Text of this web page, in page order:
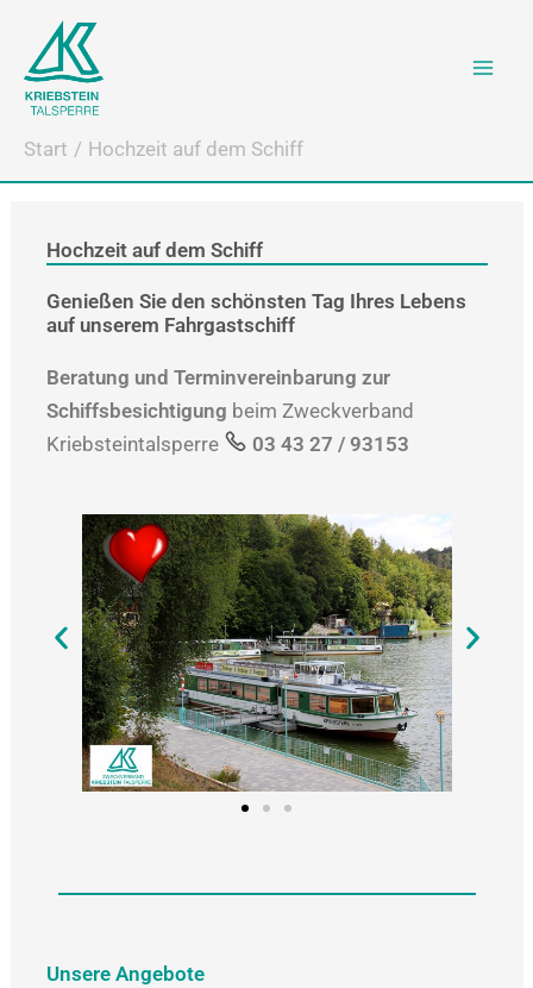
Inhalt
springen
Start Hochzeit auf dem Schiff
Hochzeit auf dem Schiff
Genießen Sie den schönsten Tag Ihres Lebens
auf unserem Fahrgastschiff
Beratung und Terminvereinbarung zur
Schiffsbesichtigung beim Zweckverband
Kriebsteintalsperre
03 43 27 / 93153
Unsere Angebote